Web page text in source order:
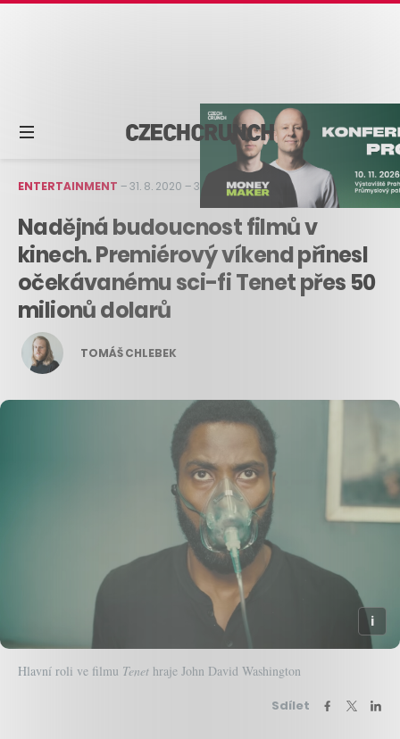
ENTERTAINMENT –31. 8. 2020 –3 min čtení
Nadějná budoucnost filmů v
kinech. Premiérový víkend přinesl
očekávanému sci-fi Tenet přes 50
milionů dolarů
TOMÁŠ CHLEBEK
Hlavní roli ve filmu Tenet hraje John David Washington
Sdílet